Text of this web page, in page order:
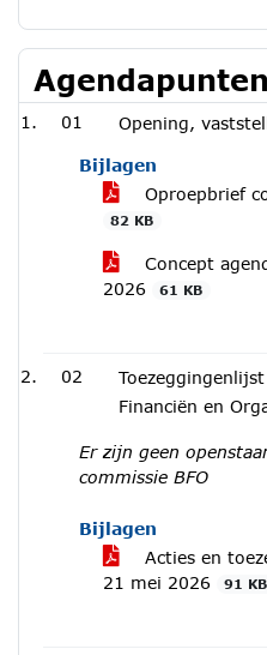
Agendapunten
01 Opening,
Bijlagen
Oproepbrief
82 KB
Concept
2026
61 KB
02
Financiën en
Er zijn geen
commissie BFO
Bijlagen
Acties en
21 mei 2026
91 KB